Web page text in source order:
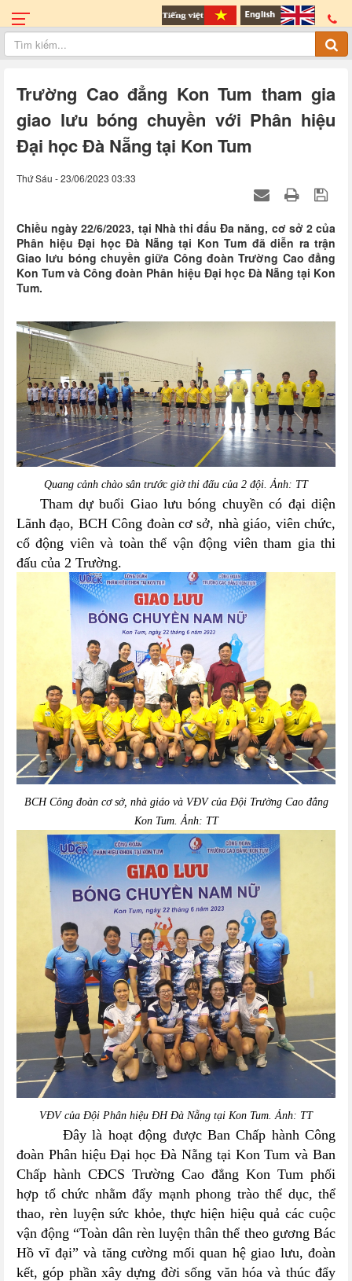
Trường Cao đẳng Kon Tum tham gia
giao lưu bóng chuyền với Phân hiệu
Đại học Đà Nẵng tại Kon Tum
Thứ Sáu - 23/06/2023 03:33
Chiều ngày 22/6/2023, tại Nhà thi đấu Đa năng, cơ sở 2 của
Phân hiệu Đại học Đà Nẵng tại Kon Tum đã diễn ra trận
Giao lưu bóng chuyền giữa Công đoàn Trường Cao đẳng
Kon Tum và Công đoàn Phân hiệu Đại học Đà Nẵng tại Kon
Tum.
Quang cảnh chào sân trước giờ thi đấu của 2 đội. Ảnh: TT
Tham dự buổi Giao lưu bóng chuyền có đại diện
Lãnh đạo, BCH Công đoàn cơ sở, nhà giáo, viên chức,
cổ động viên và toàn thể vận động viên tham gia thi
đấu của 2 Trường.
BCH Công đoàn cơ sở, nhà giáo và VĐV của Đội Trường Cao đẳng
Kon Tum. Ảnh: TT
VĐV của Đội Phân hiệu ĐH Đà Nẵng tại Kon Tum. Ảnh: TT
Đây là hoạt động được Ban Chấp hành Công
đoàn Phân hiệu Đại học Đà Nẵng tại Kon Tum và Ban
Chấp hành CĐCS Trường Cao đẳng Kon Tum phối
hợp tổ chức nhằm đẩy mạnh phong trào thể dục, thể
thao, rèn luyện sức khỏe, thực hiện hiệu quả các cuộc
vận động “Toàn dân rèn luyện thân thể theo gương Bác
Hồ vĩ đại” và tăng cường mối quan hệ giao lưu, đoàn
kết, góp phần xây dựng đời sống văn hóa và thúc đẩy